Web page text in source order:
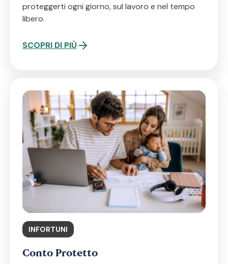
proteggerti ogni giorno, sul lavoro e nel tempo
libero.
SCOPRI DI PIÙ
INFORTUNI
Conto Protetto